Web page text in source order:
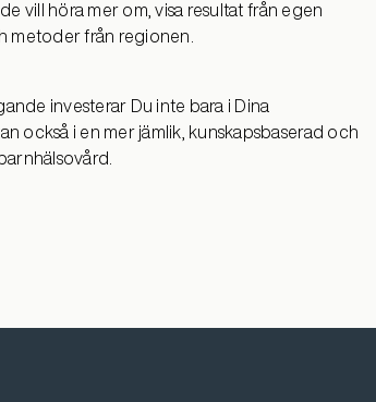
vill höra mer om, visa resultat från egen
metoder från regionen.
investerar Du inte bara i Dina
också i en mer jämlik, kunskapsbaserad och